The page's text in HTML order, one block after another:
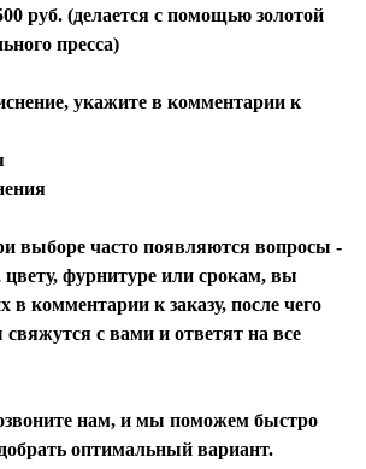
руб. (делается с помощью золотой
пресса)
укажите в комментарии к
выборе часто появляются вопросы -
цвету, фурнитуре или срокам, вы
в комментарии к заказу, после чего
с вами и ответят на все
нам, и мы поможем быстро
оптимальный вариант.